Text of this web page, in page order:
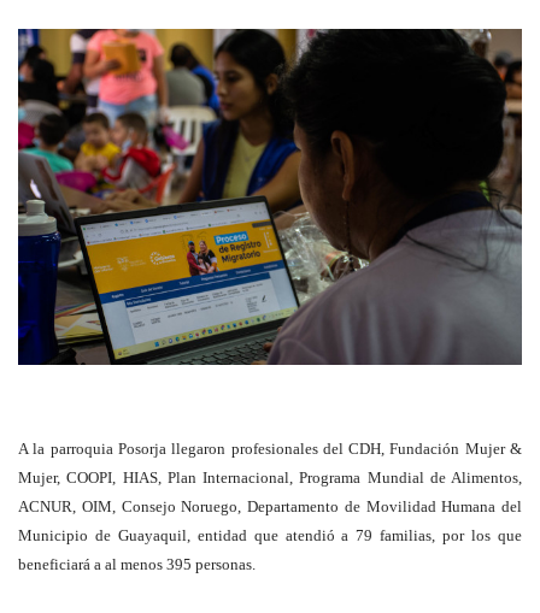
A la parroquia Posorja llegaron profesionales del CDH, Fundación Mujer &
Mujer, COOPI, HIAS, Plan Internacional, Programa Mundial de Alimentos,
ACNUR, OIM, Consejo Noruego, Departamento de Movilidad Humana del
Municipio de Guayaquil, entidad que atendió a 79 familias, por los que
beneficiará a al menos 395 personas.